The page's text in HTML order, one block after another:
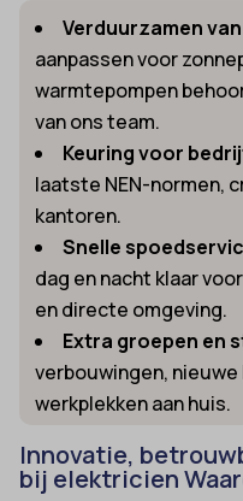
Verduurzamen
aanpassen voor
warmtepompen
van ons team.
Keuring voor
laatste NEN-normen,
kantoren.
Snelle
dag en nacht klaar
en directe omgeving.
Extra groepen en
verbouwingen,
werkplekken aan huis.
Innovatie,
bij elektricien